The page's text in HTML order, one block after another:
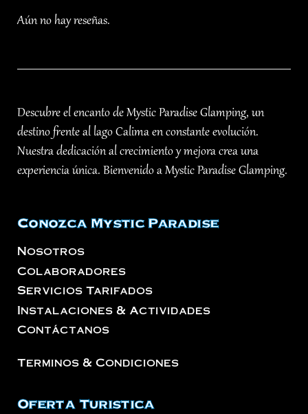
Aún no hay reseñas.
Descubre el encanto de Mystic Paradise Glamping, un
destino frente al lago Calima en constante evolución.
Nuestra dedicación al crecimiento y mejora crea una
experiencia única. Bienvenido a Mystic Paradise Glamping.
Conozca Mystic Paradise
Nosotros
Colaboradores
Servicios Tarifados
Instalaciones & Actividades
Contáctanos
Terminos & Condiciones
Oferta Turistica